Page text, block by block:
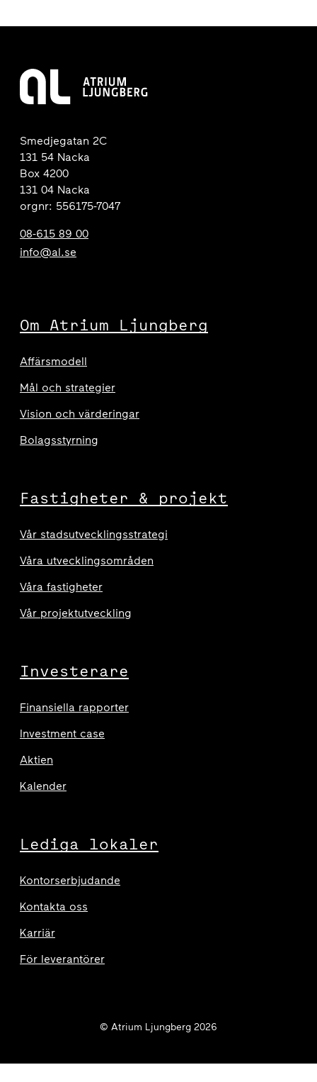
Smedjegatan 2C
131 54 Nacka
Box 4200
131 04 Nacka
orgnr: 556175-7047
08-615 89 00
info@al.se
Om Atrium Ljungberg
Affärsmodell
Mål och strategier
Vision och värderingar
Bolagsstyrning
Fastigheter & projekt
Vår stadsutvecklingsstrategi
Våra utvecklingsområden
Våra fastigheter
Vår projektutveckling
Investerare
Finansiella rapporter
Investment case
Aktien
Kalender
Lediga lokaler
Kontorserbjudande
Kontakta oss
Karriär
För leverantörer
© Atrium Ljungberg 2026